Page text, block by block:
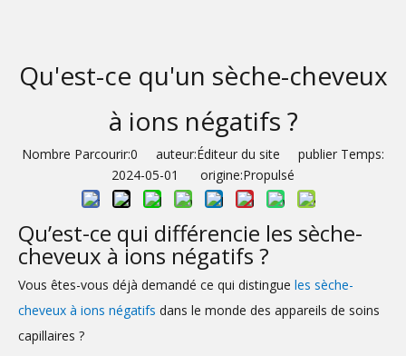
Qu'est-ce qu'un sèche-cheveux
à ions négatifs ?
Nombre Parcourir:0 auteur:Éditeur du site publier Temps:
2024-05-01 origine:Propulsé
Qu’est-ce qui différencie les sèche-
cheveux à ions négatifs ?
Vous êtes-vous déjà demandé ce qui distingue les sèche-
cheveux à ions négatifs dans le monde des appareils de soins
capillaires ?